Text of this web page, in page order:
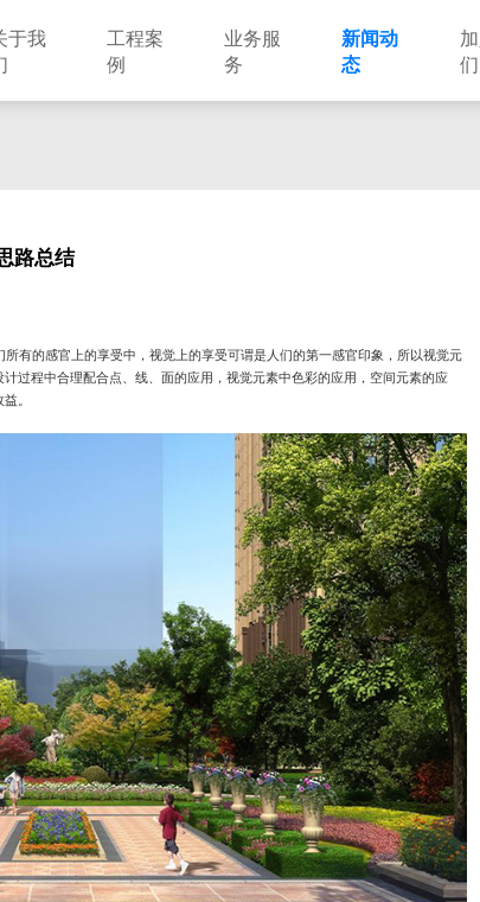
于我
工程案
例
业务服
务
新闻动
态
们
路总结
有的感官上的享受中，视觉上的享受可谓是人们的第一感官印象，所以视觉元
过程中合理配合点、线、面的应用，视觉元素中色彩的应用，空间元素的应
。